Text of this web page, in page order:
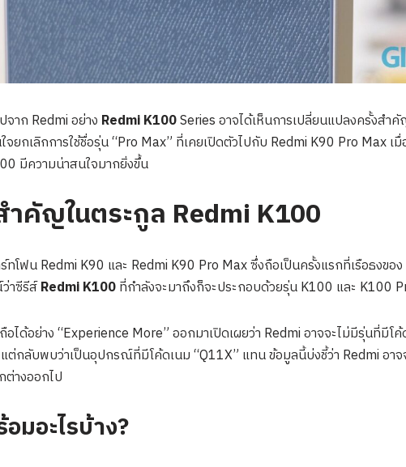
าก Redmi อย่าง Redmi K100Series อาจได้เห็นการเปลี่ยนแปลงครั้งสำ
ยกเลิกการใช้ชื่อรุ่น “Pro Max” ที่เคยเปิดตัวไปกับ Redmi K90 Pro Max เ
มีความน่าสนใจมากยิ่งขึ้น
คัญในตระกูล Redmi K100
โฟน Redmi K90 และ Redmi K90 Pro Max ซึ่งถือเป็นครั้งแรกที่เรือธงขอ
าซีรีส์Redmi K100ที่กำลังจะมาถึงก็จะประกอบด้วยรุ่น K100 และ K100
ได้อย่าง “Experience More” ออกมาเปิดเผยว่า Redmi อาจจะไม่มีรุ่นที่มีโ
กลับพบว่าเป็นอุปกรณ์ที่มีโค้ดเนม “Q11X” แทน ข้อมูลนี้บ่งชี้ว่า Redmi อาจ
ต่างออกไป
มอะไรบ้าง?